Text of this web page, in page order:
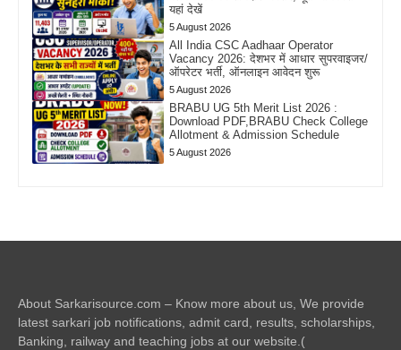
यहां देखें
5 August 2026
All India CSC Aadhaar Operator
Vacancy 2026: देशभर में आधार सुपरवाइजर/
ऑपरेटर भर्ती, ऑनलाइन आवेदन शुरू
5 August 2026
BRABU UG 5th Merit List 2026 :
Download PDF,BRABU Check College
Allotment & Admission Schedule
5 August 2026
About Sarkarisource.com – Know more about us, We provide
latest sarkari job notifications, admit card, results, scholarships,
Banking, railway and teaching jobs at our website.(